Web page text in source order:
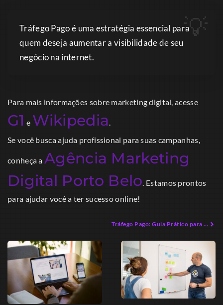
Tráfego Pago é uma estratégia essencial para
quem deseja aumentar a visibilidade de seu
negócio na internet.
Para mais informações sobre marketing digital, acesse
G1 e Wikipedia.
Se você busca ajuda profissional para suas campanhas,
conheça a Agência Marketing
Digital Porto Belo. Estamos prontos
para ajudar você a ter sucesso online!
Tráfego Pago: Guia Prático para Iniciantes em 2026